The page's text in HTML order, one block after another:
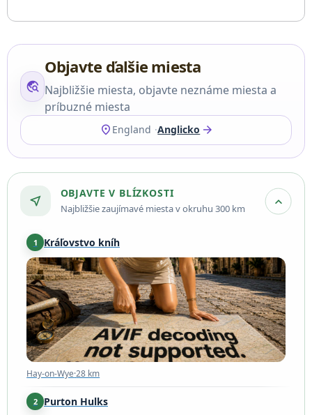
travel_explore
Objavte ďalšie miesta
Najbližšie miesta, objavte neznáme miesta a
príbuzné miesta
location_on England Anglicko arrow_forward
near_me
OBJAVTE V BLÍZKOSTI
Najbližšie zaujímavé miesta v okruhu 300 km expand_more
1 Kráľovstvo kníh
Hay-on-Wye·28 km
Hay-on-Wye·28 km
2 Purton Hulks